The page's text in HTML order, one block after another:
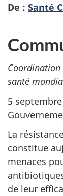
De : Santé
santé
5
La
constitue
menaces
de leur